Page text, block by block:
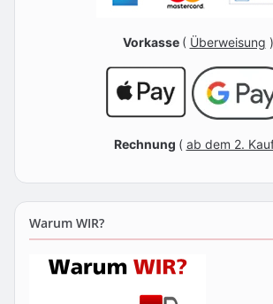
Vorkasse ( Überweisung )
Rechnung ( ab dem 2.
Warum WIR?